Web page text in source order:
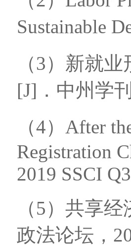
Sustainable
（3）新就
[J]．中州学
（4）After
Registration
2019 SSCI
（5）共享
政法论坛，